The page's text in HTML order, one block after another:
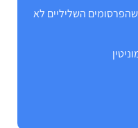
השליליים לא